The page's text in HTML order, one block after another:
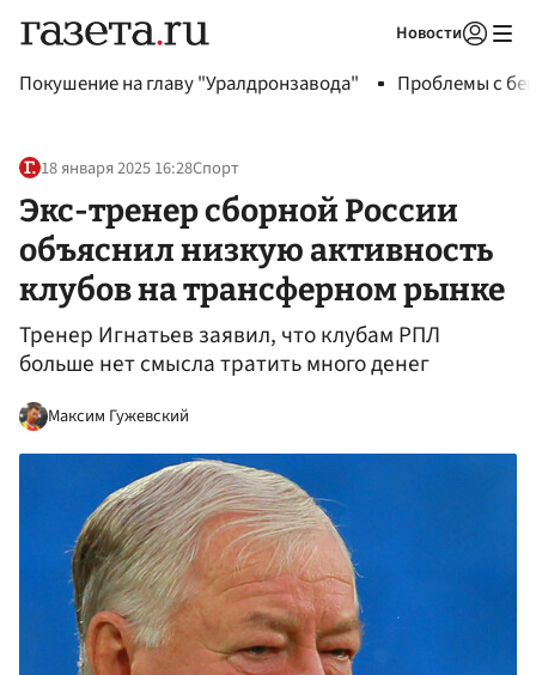
Новости
Покушение на главу "Уралдронзавода" Проблемы с
18 января 2025 16:28Спорт
Экс-тренер сборной России
объяснил низкую активность
клубов на трансферном рынке
Тренер Игнатьев заявил, что клубам РПЛ
больше нет смысла тратить много денег
Максим Гужевский